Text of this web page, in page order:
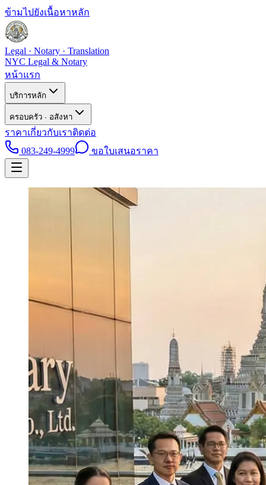
ข้ามไปยังเนื้อหาหลัก
Legal · Notary · Translation
NYC Legal & Notary
หน้าแรก
บริการหลัก
ครอบครัว · อสังหา
ราคาเกี่ยวกับเราติดต่อ
083-249-4999
ขอใบเสนอราคา